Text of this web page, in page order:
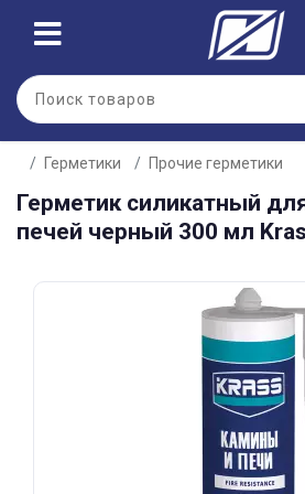
Герметики Прочие герметики
Герметик силикатный
печей черный 300 мл
Для клиентов всех банков
Разбейте
оплатуна части
без переплат
График платежей